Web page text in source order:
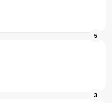
5
3